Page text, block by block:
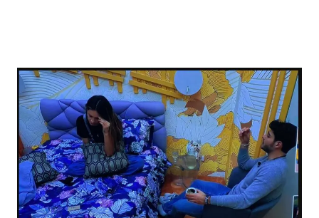
News Cinema
News Musica
News Spettacolo
News dal mondo
Benessere Cucina e Ricette